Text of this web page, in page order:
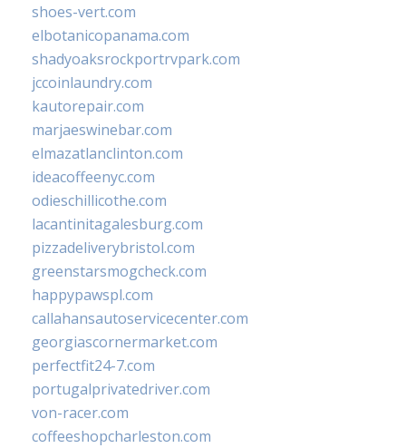
shoes-vert.com
elbotanicopanama.com
shadyoaksrockportrvpark.com
jccoinlaundry.com
kautorepair.com
marjaeswinebar.com
elmazatlanclinton.com
ideacoffeenyc.com
odieschillicothe.com
lacantinitagalesburg.com
pizzadeliverybristol.com
greenstarsmogcheck.com
happypawspl.com
callahansautoservicecenter.com
georgiascornermarket.com
perfectfit24-7.com
portugalprivatedriver.com
von-racer.com
coffeeshopcharleston.com